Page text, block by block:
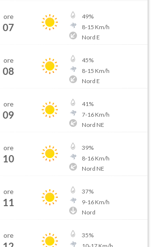
ore
07
49%
8-15 Km/h
Nord E
ore
08
45%
8-15 Km/h
Nord E
ore
09
41%
7-16Km/h
Nord NE
ore
10
39%
8-16Km/h
Nord NE
ore
11
37%
9-16Km/h
Nord
ore 35%